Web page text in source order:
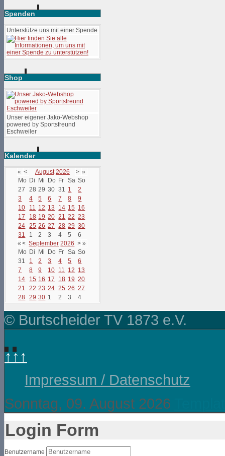
Spenden
Unterstütze uns mit einer Spende
Shop
Unser eigener Jako-Webshop
powered by Sportsfreund
Eschweiler
Kalender
« < August 2026 > »
Mo Di Mi Do Fr Sa So
27
28 29 30 31 1
2
3
4 5 6 7 8
9
10
11 12 13 14 15 16
17
18 19 20 21 22 23
24 25 26 27 28 29 30
31
1 2 3 4 5
6
« < September 2026 > »
Mo Di Mi Do Fr Sa So
31
1 2 3 4 5
6
7
8 9 10 11 12 13
14
15 16 17 18 19 20
21
22 23 24 25 26 27
28 29 30 1 2 3 4
© Burtscheider TV 1873 e.V.
↑↑↑
Impressum / Datenschutz
Sonntag, 09. August 2026
Login Form
Benutzername